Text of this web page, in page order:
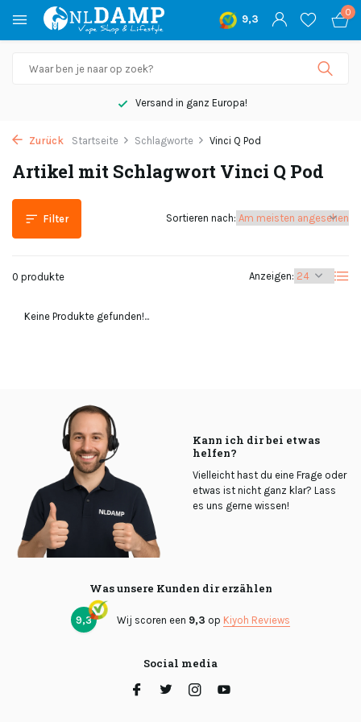
9,3
0
Versand in ganz Europa!
Zurück Startseite Schlagworte Vinci Q Pod
Artikel mit Schlagwort Vinci Q Pod
Filter
0 produkte Anzeigen:
Sortieren nach:
Keine Produkte gefunden!...
Kann ich dir bei etwas
helfen?
Vielleicht hast du eine Frage oder
etwas ist nicht ganz klar? Lass
es uns gerne wissen!
Was unsere Kunden dir erzählen
9,3 Wij scoren een 9,3 op Kiyoh Reviews
Social media